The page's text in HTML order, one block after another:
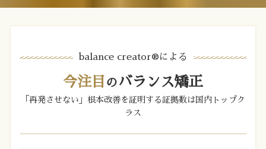
balance creator®︎による
今注目 の バランス矯正
「再発させない」根本改善を証明する証拠数は国内トップク
ラス